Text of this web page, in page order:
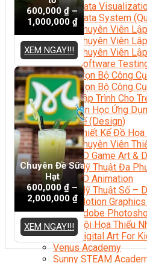
Data
Data System
Chuyên Viên
Chuyên Viên
Chuyên Viên
Software
Trọn Bộ Công
Trọn Bộ Công
Lập Trình Cho
Tin Học Ứng
Thiết Kế (Design)
Thiết Kế Đồ Họa
Chuyên Viên
3D Game Art &
Mỹ Thuật Đa
3D Animation
Mỹ Thuật Số –
Motion
Adobe
Hội Họa Thiếu
Digital Art For
Venus Academy
Sunny STEAM
600,000₫–
1,000,000 ₫
XEM NGAY!!!
Chuyên Đề Sữa
Hạt
600,000 ₫ –
2,000,000 ₫
XEM NGAY!!!